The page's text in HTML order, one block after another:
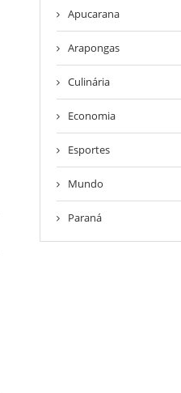
Apucarana
Arapongas
Culinária
Economia
Esportes
Mundo
Paraná